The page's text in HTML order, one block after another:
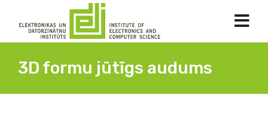
3D formu jūtīgs audums